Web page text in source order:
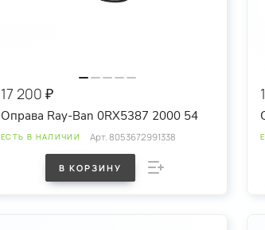
17 200 ₽
Оправа Ray-Ban 0RX5387 2000 54
ЕСТЬ В НАЛИЧИИ Арт.8053672991338
В КОРЗИНУ